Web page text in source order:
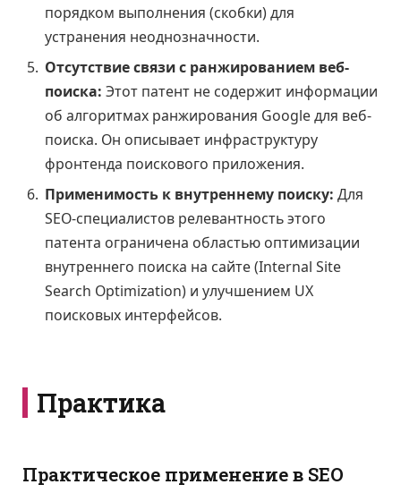
порядком выполнения (скобки) для
устранения неоднозначности.
Отсутствие связи с ранжированием веб-
поиска: Этот патент не содержит информации
об алгоритмах ранжирования Google для веб-
поиска. Он описывает инфраструктуру
фронтенда поискового приложения.
Применимость к внутреннему поиску: Для
SEO-специалистов релевантность этого
патента ограничена областью оптимизации
внутреннего поиска на сайте (Internal Site
Search Optimization) и улучшением UX
поисковых интерфейсов.
Практика
Практическое применение в SEO